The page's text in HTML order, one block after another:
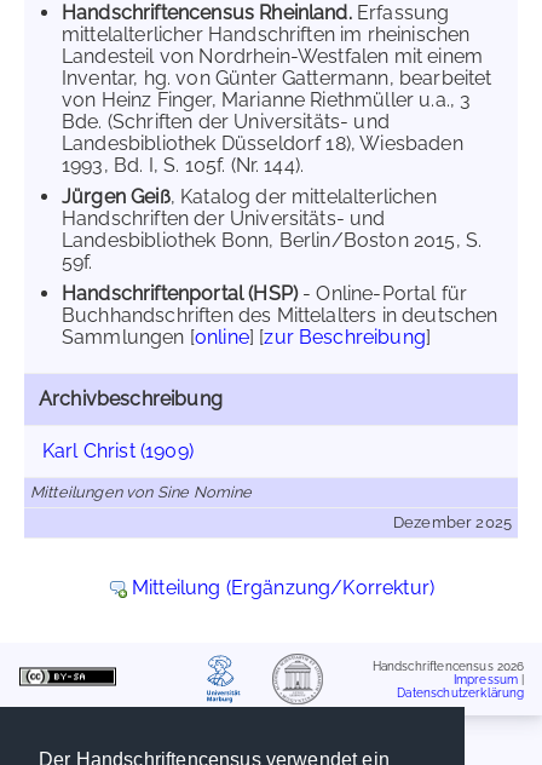
Der Handschriftencensus verwendet ein
Handschriftencensus Rheinland.Erfassung
mittelalterlicher Handschriften im rheinischen
Landesteil von Nordrhein-Westfalen mit einem
Inventar, hg. von Günter Gattermann, bearbeitet
von Heinz Finger, Marianne Riethmüller u.a., 3
Bde. (Schriften der Universitäts- und
Landesbibliothek Düsseldorf 18), Wiesbaden
1993, Bd. I, S. 105f. (Nr. 144).
Jürgen Geiß, Katalog der mittelalterlichen
Handschriften der Universitäts- und
Landesbibliothek Bonn, Berlin/Boston 2015, S.
59f.
Handschriftenportal (HSP)- Online-Portal für
Buchhandschriften des Mittelalters in deutschen
Sammlungen [online] [zur Beschreibung]
Archivbeschreibung
Karl Christ (1909)
Mitteilungen von Sine Nomine
Dezember 2025
Mitteilung (Ergänzung/Korrektur)
Handschriftencensus 2026
Impressum
Datenschutzerklärung